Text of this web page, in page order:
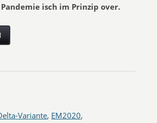
isch im Prinzip over.
Variante, EM2020,